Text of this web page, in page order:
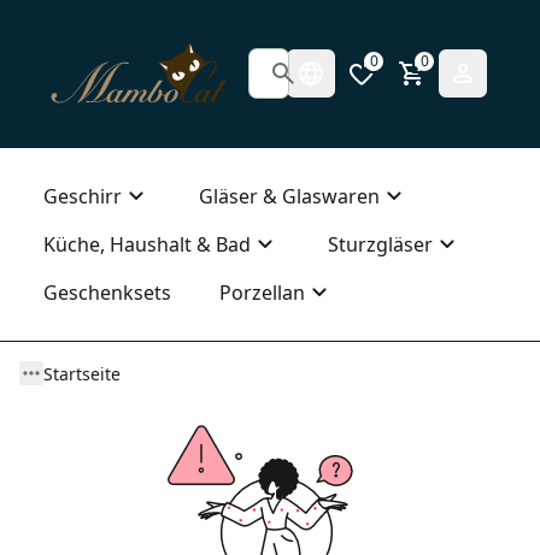
0 0
Geschirr
Gläser & Glaswaren
Küche, Haushalt & Bad
Sturzgläser
Geschenksets
Porzellan
Startseite